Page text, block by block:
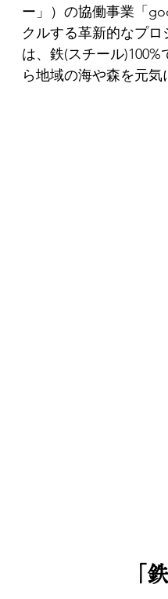
ー」）の協働事業「
クルする革新的なプ
は、鉄(スチール
ら地域の海や森を元気
「